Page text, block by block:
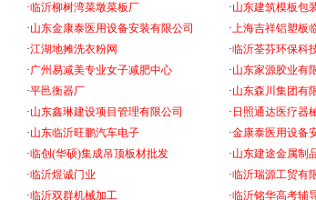
·临沂柳树湾菜墩菜板厂 ·山东建筑模板包
·山东金康泰医用设备安装有限公司 ·上海吉祥铝塑板
·江湖地摊洗衣粉网 ·临沂荃芬环保科
·广州易减美专业女子减肥中心 ·山东家源胶业有
·平邑衡器厂 ·山东森川集团有
·山东鑫琳建设项目管理有限公司 · 日照通达医疗器
·山东临沂旺鹏汽车电子 ·金康泰医用设备
·临创(华硕)集成吊顶板材批发 ·山东建途金属制
·临沂煜诚门业 ·临沂瑞源工贸有
·临沂双群机械加工 ·临沂铭华高考辅